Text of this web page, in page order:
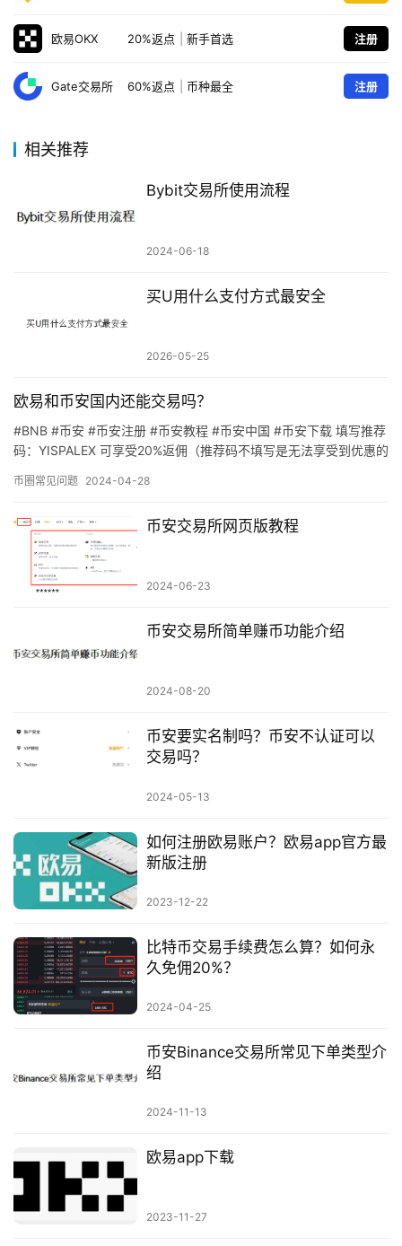
欧易OKX 20%返点 新手首选 注册
Gate交易所 60%返点 币种最全 注册
相关推荐
Bybit交易所使用流程
2024-06-18
买U用什么支付方式最安全
2026-05-25
欧易和币安国内还能交易吗？
#BNB #币安 #币安注册 #币安教程 #币安中国 #币安下载 填写推荐
码：YISPALEX 可享受20%返佣（推荐码不填写是无法享受到优惠的
币圈常见问题 2024-04-28
币安交易所网页版教程
2024-06-23
币安交易所简单赚币功能介绍
2024-08-20
币安要实名制吗？币安不认证可以
交易吗？
2024-05-13
如何注册欧易账户？欧易app官方最
新版注册
2023-12-22
比特币交易手续费怎么算？如何永
久免佣20%？
2024-04-25
币安Binance交易所常见下单类型介
绍
2024-11-13
欧易app下载
2023-11-27